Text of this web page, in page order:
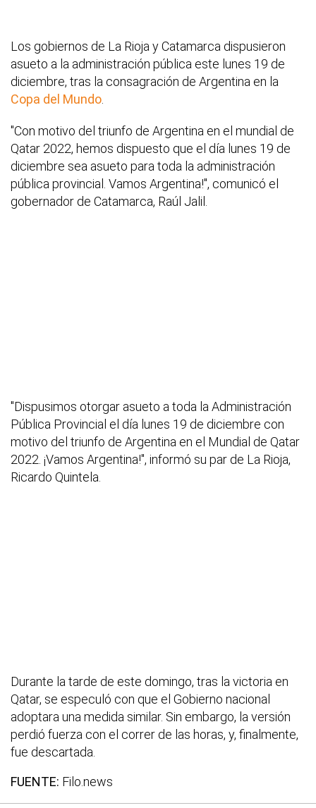
Los gobiernos de La Rioja y Catamarca dispusieron
asueto a la administración pública este lunes 19 de
diciembre, tras la consagración de Argentina en la
Copa del Mundo.
"Con motivo del triunfo de Argentina en el mundial de
Qatar 2022, hemos dispuesto que el día lunes 19 de
diciembre sea asueto para toda la administración
pública provincial. Vamos Argentina!", comunicó el
gobernador de Catamarca, Raúl Jalil.
"Dispusimos otorgar asueto a toda la Administración
Pública Provincial el día lunes 19 de diciembre con
motivo del triunfo de Argentina en el Mundial de Qatar
2022. ¡Vamos Argentina!", informó su par de La Rioja,
Ricardo Quintela.
Durante la tarde de este domingo, tras la victoria en
Qatar, se especuló con que el Gobierno nacional
adoptara una medida similar. Sin embargo, la versión
perdió fuerza con el correr de las horas, y, finalmente,
fue descartada.
FUENTE: Filo.news